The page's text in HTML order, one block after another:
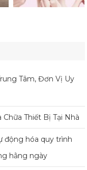
Tâm, Đơn Vị Uy
Thiết Bị Tại Nhà
động hóa quy trình
hằng ngày